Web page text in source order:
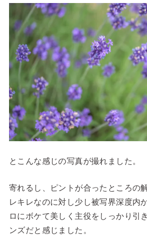
とこんな感じの写真が撮れました。
寄れるし、ピントが合ったところの
レキレなのに対し少し被写界深度内
ロにボケて美しく主役をしっかり引
ンズだと感じました。